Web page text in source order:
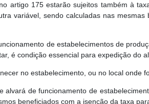
artigo 175 estarão sujeitos também à
variável, sendo calculadas nas
de estabelecimentos de
é condição essencial para expedição do
no estabelecimento, ou no local onde
de funcionamento de
beneficiados com a isenção da taxa